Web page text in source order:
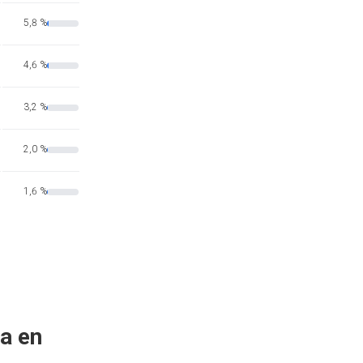
5,8 %
4,6 %
3,2 %
2,0 %
1,6 %
en